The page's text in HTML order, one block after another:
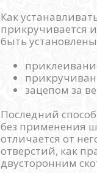
Как
прикручивается
быть
зацепом за
Последний
без применения
отличается от
отверстий, как
двусторонним